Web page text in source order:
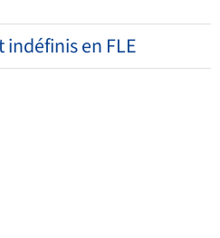
en FLE